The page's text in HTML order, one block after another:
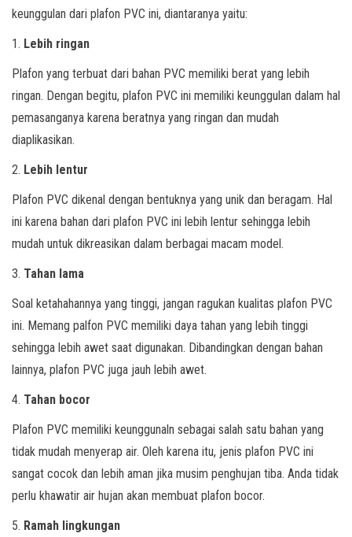
keunggulan dari plafon PVC ini, diantaranya yaitu:
1. Lebih ringan
Plafon yang terbuat dari bahan PVC memiliki berat yang lebih
ringan. Dengan begitu, plafon PVC ini memiliki keunggulan dalam hal
pemasanganya karena beratnya yang ringan dan mudah
diaplikasikan.
2. Lebih lentur
Plafon PVC dikenal dengan bentuknya yang unik dan beragam. Hal
ini karena bahan dari plafon PVC ini lebih lentur sehingga lebih
mudah untuk dikreasikan dalam berbagai macam model.
3. Tahan lama
Soal ketahahannya yang tinggi, jangan ragukan kualitas plafon PVC
ini. Memang palfon PVC memiliki daya tahan yang lebih tinggi
sehingga lebih awet saat digunakan. Dibandingkan dengan bahan
lainnya, plafon PVC juga jauh lebih awet.
4. Tahan bocor
Plafon PVC memiliki keunggunaln sebagai salah satu bahan yang
tidak mudah menyerap air. Oleh karena itu, jenis plafon PVC ini
sangat cocok dan lebih aman jika musim penghujan tiba. Anda tidak
perlu khawatir air hujan akan membuat plafon bocor.
5. Ramah lingkungan